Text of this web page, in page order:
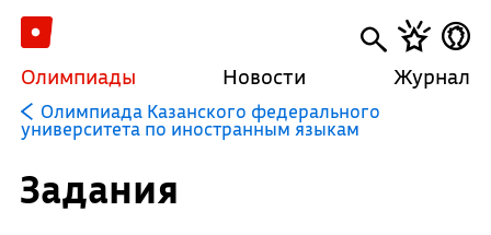
Олимпиады Новости Журнал
Олимпиада Казанского федерального
университета по иностранным языкам
Задания